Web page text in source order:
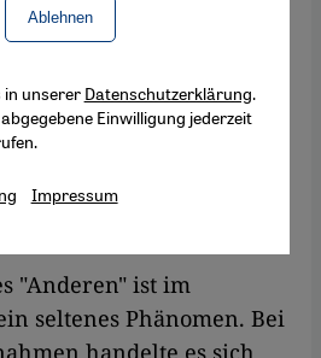
"Anderen" ist im
seltenes Phänomen. Bei
handelte es sich
Ablehnen
in unserer Datenschutzerklärung.
Einwilligung jederzeit
Impressum